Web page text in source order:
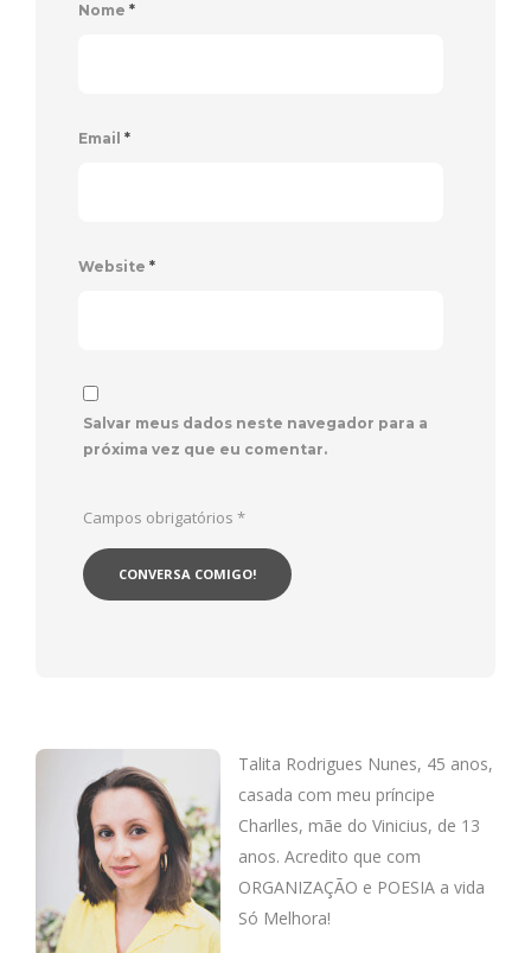
Nome *
Email *
Website *
Salvar meus dados neste navegador para a
próxima vez que eu comentar.
Campos obrigatórios *
Talita Rodrigues Nunes, 45 anos,
casada com meu príncipe
Charlles, mãe do Vinicius, de 13
anos. Acredito que com
ORGANIZAÇÃO e POESIA a vida
Só Melhora!